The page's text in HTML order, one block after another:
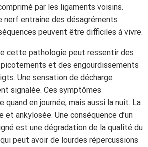
par les ligaments voisins.
nerf entraîne des désagréments
peuvent être difficiles à vivre.
cette pathologie peut ressentir des
et des engourdissements
Une sensation de décharge
signalée. Ces symptômes
quand en journée, mais aussi la nuit. La
et ankylosée. Une conséquence d’un
est une dégradation de la qualité du
peut avoir de lourdes répercussions